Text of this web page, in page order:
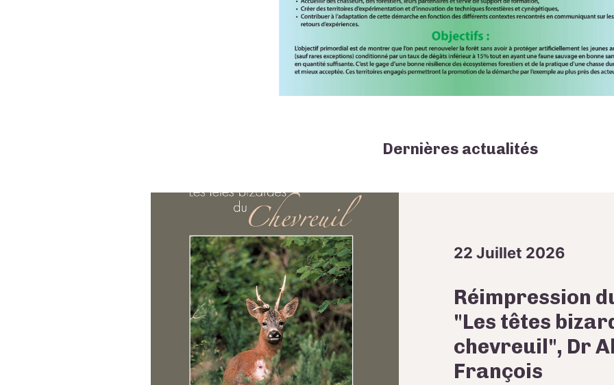
Dernières actualités
22 Juillet 2026
Réimpression
"Les têtes
chevreuil", Dr
François